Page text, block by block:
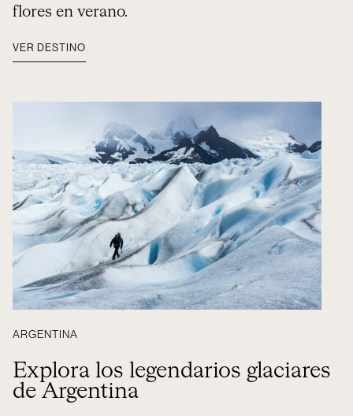
flores en verano.
VER DESTINO
ARGENTINA
Explora los legendarios glaciares
de Argentina